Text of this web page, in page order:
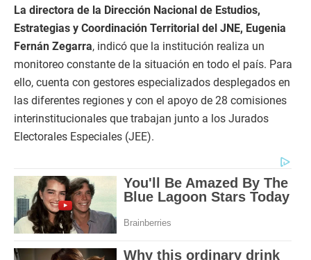
La directora de la Dirección Nacional de Estudios,
Estrategias y Coordinación Territorial del JNE, Eugenia
Fernán Zegarra, indicó que la institución realiza un
monitoreo constante de la situación en todo el país. Para
ello, cuenta con gestores especializados desplegados en
las diferentes regiones y con el apoyo de 28 comisiones
interinstitucionales que trabajan junto a los Jurados
Electorales Especiales (JEE).